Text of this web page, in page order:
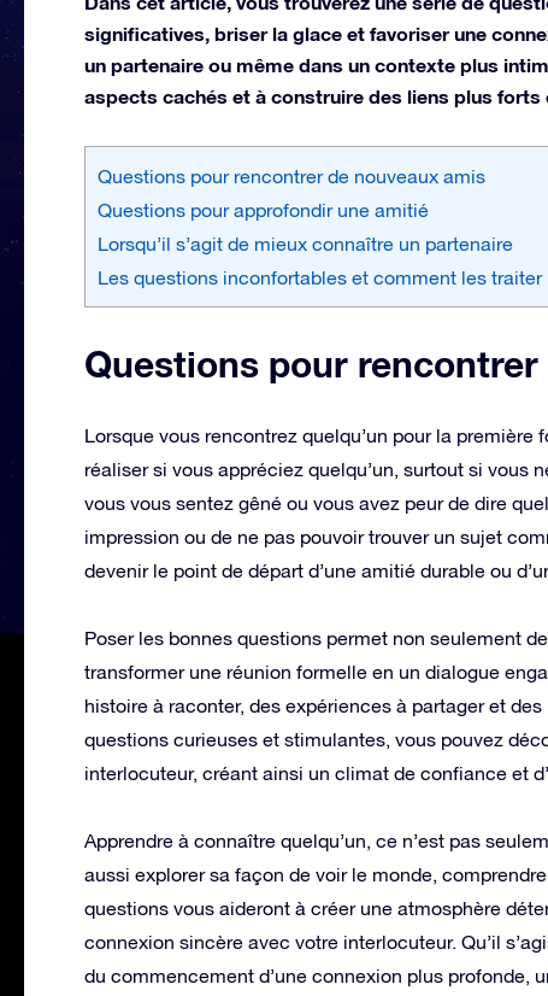
significatives, briser la glace et favoriser une
un partenaire ou même dans un contexte plus
aspects cachés et à construire des liens plus forts
Questions pour rencontrer de nouveaux amis
Questions pour approfondir une amitié
Lorsqu’il s’agit de mieux connaître un partenaire
Les questions inconfortables et comment les traiter
Questions pour
Lorsque vous rencontrez quelqu’un pour la
réaliser si vous appréciez quelqu’un, surtout si vous
vous vous sentez gêné ou vous avez peur de dire
impression ou de ne pas pouvoir trouver un sujet
devenir le point de départ d’une amitié durable ou
Poser les bonnes questions permet non seulement
transformer une réunion formelle en un dialogue
histoire à raconter, des expériences à partager et
questions curieuses et stimulantes, vous pouvez
interlocuteur, créant ainsi un climat de confiance et
Apprendre à connaître quelqu’un, ce n’est pas
aussi explorer sa façon de voir le monde,
questions vous aideront à créer une atmosphère
connexion sincère avec votre interlocuteur. Qu’il
du commencement d’une connexion plus profonde,